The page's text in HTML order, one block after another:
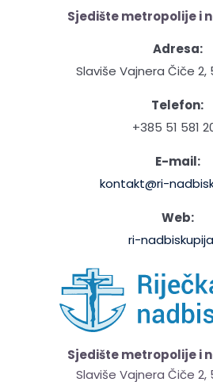
Sjedište metropolije i
Adresa:
Slaviše Vajnera Čiče 2,
Telefon:
+385 51 581
E-mail:
kontakt@ri-
Web:
ri-
Sjedište metropolije i
Slaviše Vajnera Čiče 2,